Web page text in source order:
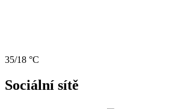
35/18 °C
Sociální sítě